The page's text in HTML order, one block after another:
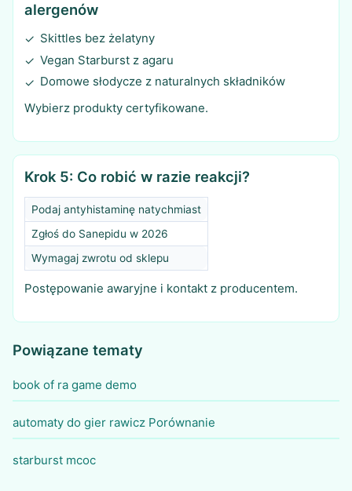
alergenów
✓ Skittles bez żelatyny
✓ Vegan Starburst z agaru
✓ Domowe słodycze z naturalnych składników
Wybierz produkty certyfikowane.
Krok 5: Co robić w razie reakcji?
Podaj antyhistaminę natychmiast
Zgłoś do Sanepidu w 2026
Wymagaj zwrotu od sklepu
Postępowanie awaryjne i kontakt z producentem.
Powiązane tematy
book of ra game demo
automaty do gier rawicz Porównanie
starburst mcoc